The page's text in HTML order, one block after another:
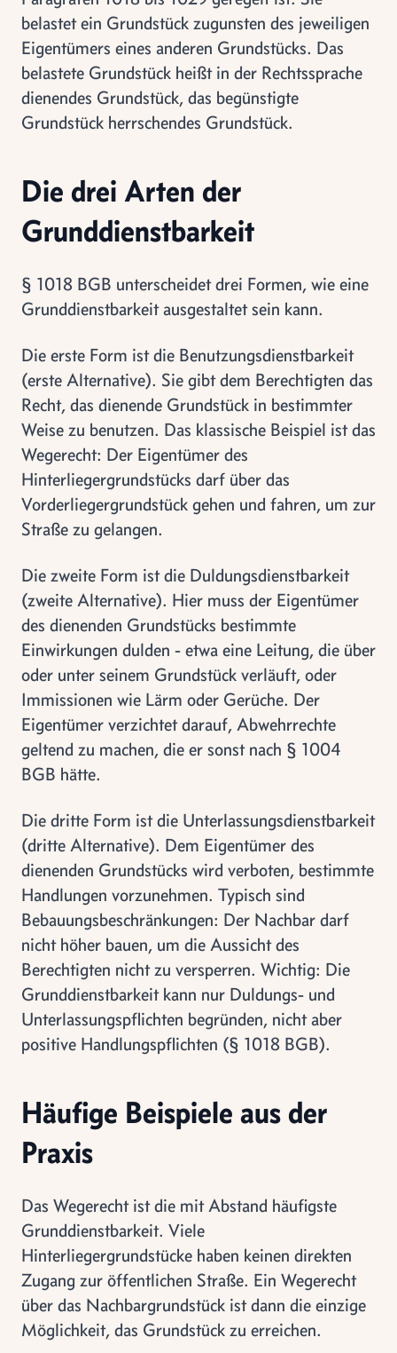
belastet ein Grundstück zugunsten des jeweiligen
Eigentümers eines anderen Grundstücks. Das
belastete Grundstück heißt in der Rechtssprache
dienendes Grundstück, das begünstigte
Grundstück herrschendes Grundstück.
Die drei Arten der
Grunddienstbarkeit
§ 1018 BGB unterscheidet drei Formen, wie eine
Grunddienstbarkeit ausgestaltet sein kann.
Die erste Form ist die Benutzungsdienstbarkeit
(erste Alternative). Sie gibt dem Berechtigten das
Recht, das dienende Grundstück in bestimmter
Weise zu benutzen. Das klassische Beispiel ist das
Wegerecht: Der Eigentümer des
Hinterliegergrundstücks darf über das
Vorderliegergrundstück gehen und fahren, um zur
Straße zu gelangen.
Die zweite Form ist die Duldungsdienstbarkeit
(zweite Alternative). Hier muss der Eigentümer
des dienenden Grundstücks bestimmte
Einwirkungen dulden - etwa eine Leitung, die über
oder unter seinem Grundstück verläuft, oder
Immissionen wie Lärm oder Gerüche. Der
Eigentümer verzichtet darauf, Abwehrrechte
geltend zu machen, die er sonst nach § 1004
BGB hätte.
Die dritte Form ist die Unterlassungsdienstbarkeit
(dritte Alternative). Dem Eigentümer des
dienenden Grundstücks wird verboten, bestimmte
Handlungen vorzunehmen. Typisch sind
Bebauungsbeschränkungen: Der Nachbar darf
nicht höher bauen, um die Aussicht des
Berechtigten nicht zu versperren. Wichtig: Die
Grunddienstbarkeit kann nur Duldungs- und
Unterlassungspflichten begründen, nicht aber
positive Handlungspflichten (§ 1018 BGB).
Häufige Beispiele aus der
Praxis
Das Wegerecht ist die mit Abstand häufigste
Grunddienstbarkeit. Viele
Hinterliegergrundstücke haben keinen direkten
Zugang zur öffentlichen Straße. Ein Wegerecht
über das Nachbargrundstück ist dann die einzige
Möglichkeit, das Grundstück zu erreichen.